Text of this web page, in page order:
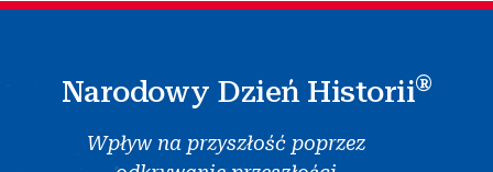
Narodowy Dzień Historii®
Wpływ na przyszłość poprzez